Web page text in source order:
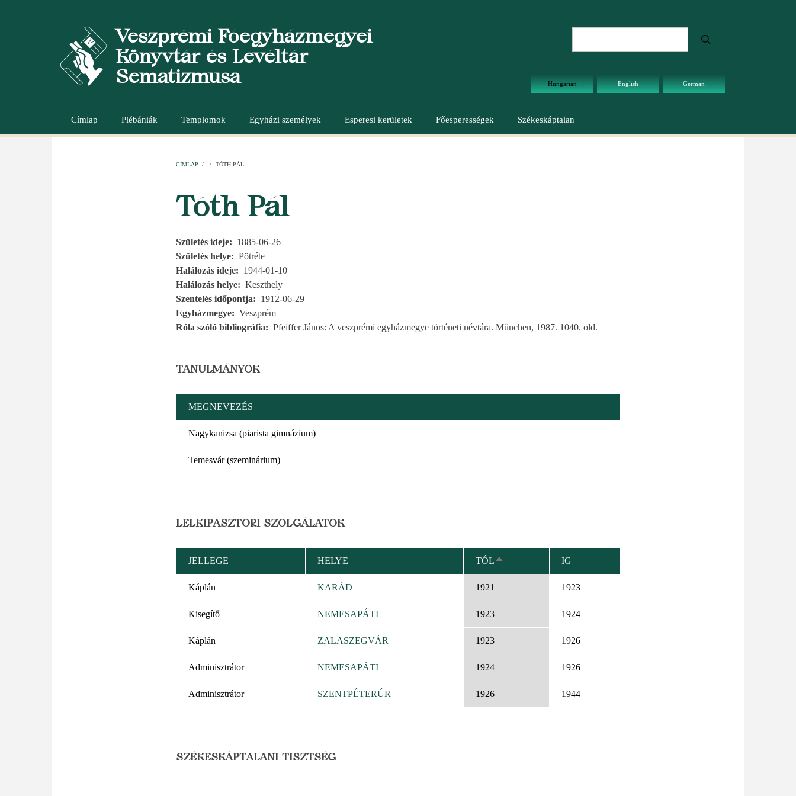
Veszprémi Főegyházmegyei
Könyvtár és Levéltár
Sematizmusa
Hungarian English German
Main
Címlap Plébániák Templomok Egyházi személyek Esperesi kerületek Főesperességek Székeskáptalan
CÍMLAP / / TÓTH PÁL
Tóth Pál
Születés ideje
1885-06-26
Születés helye
Pötréte
Halálozás ideje
1944-01-10
Halálozás helye
Keszthely
Szentelés időpontja
1912-06-29
Egyházmegye
Veszprém
Róla szóló bibliográfia
Pfeiffer János: A veszprémi egyházmegye történeti névtára. München, 1987. 1040. old.
TANULMÁNYOK
MEGNEVEZÉS
Nagykanizsa (piarista gimnázium)
Temesvár (szeminárium)
LELKIPÁSZTORI SZOLGÁLATOK
JELLEGE HELYE TÓLCSÖKKENŐ
RENDEZÉS
IG
Káplán KARÁD 1921 1923
Kisegítő NEMESAPÁTI 1923 1924
Káplán ZALASZEGVÁR 1923 1926
Adminisztrátor NEMESAPÁTI 1924 1926
Adminisztrátor SZENTPÉTERÚR 1926 1944
SZÉKESKÁPTALANI TISZTSÉG